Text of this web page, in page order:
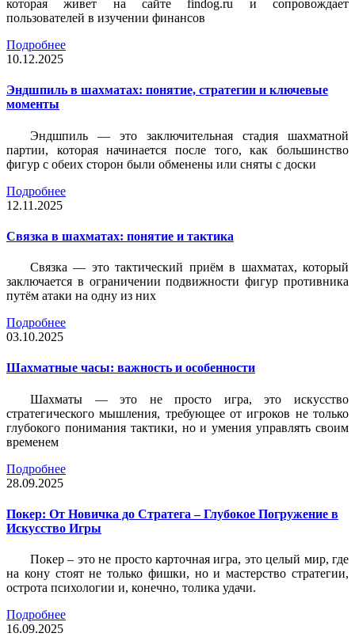
которая живет на сайте findog.ru и сопровождает
пользователей в изучении финансов
Подробнее
10.12.2025
Эндшпиль в шахматах: понятие, стратегии и ключевые
моменты
Эндшпиль — это заключительная стадия шахматной
партии, которая начинается после того, как большинство
фигур с обеих сторон были обменены или сняты с доски
Подробнее
12.11.2025
Связка в шахматах: понятие и тактика
Связка — это тактический приём в шахматах, который
заключается в ограничении подвижности фигур противника
путём атаки на одну из них
Подробнее
03.10.2025
Шахматные часы: важность и особенности
Шахматы — это не просто игра, это искусство
стратегического мышления, требующее от игроков не только
глубокого понимания тактики, но и умения управлять своим
временем
Подробнее
28.09.2025
Покер: От Новичка до Стратега – Глубокое Погружение в
Искусство Игры
Покер – это не просто карточная игра, это целый мир, где
на кону стоят не только фишки, но и мастерство стратегии,
острота психологии и, конечно, толика удачи.
Подробнее
16.09.2025